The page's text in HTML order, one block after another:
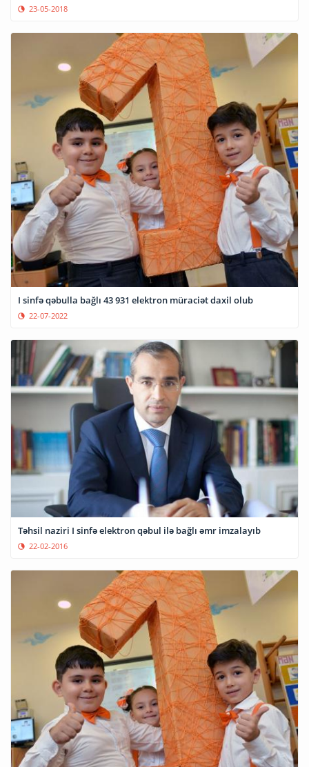
23-05-2018
I sinfə qəbulla bağlı 43 931 elektron müraciət daxil olub
22-07-2022
Təhsil naziri I sinfə elektron qəbul ilə bağlı əmr imzalayıb
22-02-2016